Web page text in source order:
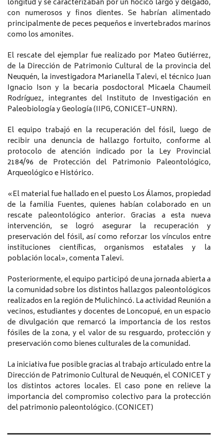
longitud y se caracterizaban por un hocico largo y delgado,
con numerosos y finos dientes. Se habrían alimentado
principalmente de peces pequeños e invertebrados marinos
como los amonites.
El rescate del ejemplar fue realizado por Mateo Gutiérrez,
de la Dirección de Patrimonio Cultural de la provincia del
Neuquén, la investigadora Marianella Talevi, el técnico Juan
Ignacio Ison y la becaria posdoctoral Micaela Chaumeil
Rodríguez, integrantes del Instituto de Investigación en
Paleobiología y Geología (IIPG, CONICET–UNRN).
El equipo trabajó en la recuperación del fósil, luego de
recibir una denuncia de hallazgo fortuito, conforme al
protocolo de atención indicado por la Ley Provincial
2184/96 de Protección del Patrimonio Paleontológico,
Arqueológico e Histórico.
«El material fue hallado en el puesto Los Álamos, propiedad
de la familia Fuentes, quienes habían colaborado en un
rescate paleontológico anterior. Gracias a esta nueva
intervención, se logró asegurar la recuperación y
preservación del fósil, así como reforzar los vínculos entre
instituciones científicas, organismos estatales y la
población local», comenta Talevi.
Posteriormente, el equipo participó de una jornada abierta a
la comunidad sobre los distintos hallazgos paleontológicos
realizados en la región de Mulichincó. La actividad Reunión a
vecinos, estudiantes y docentes de Loncopué, en un espacio
de divulgación que remarcó la importancia de los restos
fósiles de la zona, y el valor de su resguardo, protección y
preservación como bienes culturales de la comunidad.
La iniciativa fue posible gracias al trabajo articulado entre la
Dirección de Patrimonio Cultural de Neuquén, el CONICET y
los distintos actores locales. El caso pone en relieve la
importancia del compromiso colectivo para la protección
del patrimonio paleontológico. (CONICET)